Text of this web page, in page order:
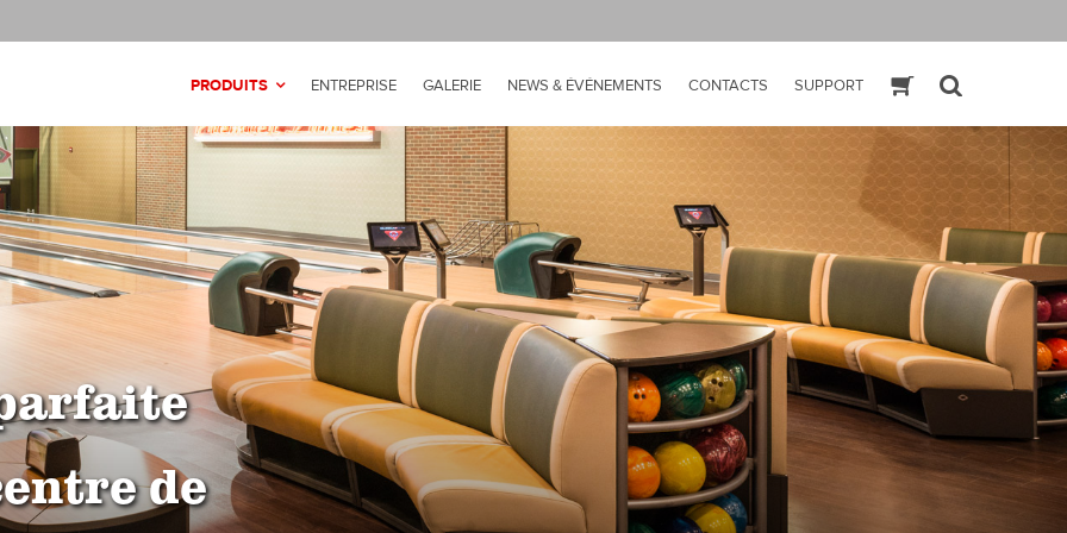
PRODUITS ENTREPRISE GALERIE NEWS & ÉVÉNEMENTS CONTACTS SUPPORTESHOP
de